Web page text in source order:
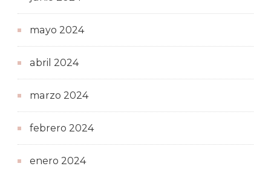
mayo 2024
abril 2024
marzo 2024
febrero 2024
enero 2024